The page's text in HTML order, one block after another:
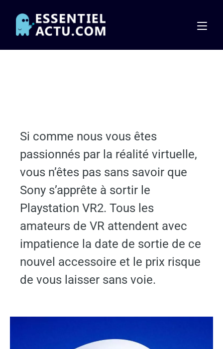
Si comme nous vous êtes
passionnés par la réalité virtuelle,
vous n’êtes pas sans savoir que
Sony s’apprête à sortir le
Playstation VR2. Tous les
amateurs de VR attendent avec
impatience la date de sortie de ce
nouvel accessoire et le prix risque
de vous laisser sans voie.